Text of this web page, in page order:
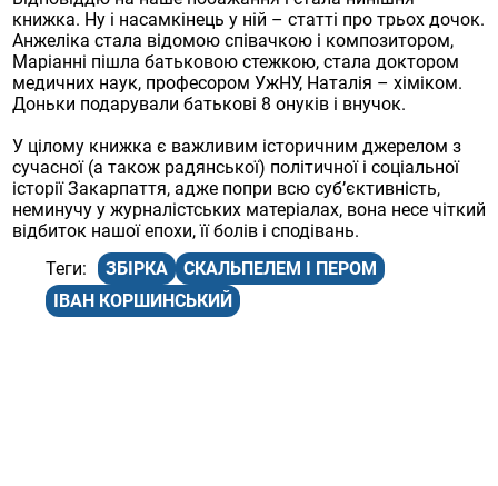
книжка. Ну і насамкінець у ній – статті про трьох дочок.
Анжеліка стала відомою співачкою і композитором,
Маріанні пішла батьковою стежкою, стала доктором
медичних наук, професором УжНУ, Наталія – хіміком.
Доньки подарували батькові 8 онуків і внучок.
У цілому книжка є важливим історичним джерелом з
сучасної (а також радянської) політичної і соціальної
історії Закарпаття, адже попри всю суб’єктивність,
неминучу у журналістських матеріалах, вона несе чіткий
відбиток нашої епохи, її болів і сподівань.
ЗБІРКА
СКАЛЬПЕЛЕМ І ПЕРОМ
ІВАН КОРШИНСЬКИЙ